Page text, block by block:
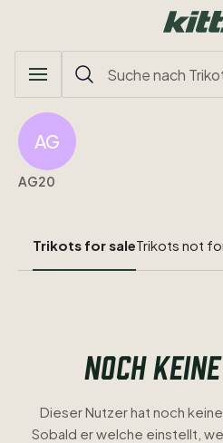
AG
AG20
Trikots for saleTrikots not
NOCH
Dieser Nutzer hat noch
Sobald er welche einstellt,